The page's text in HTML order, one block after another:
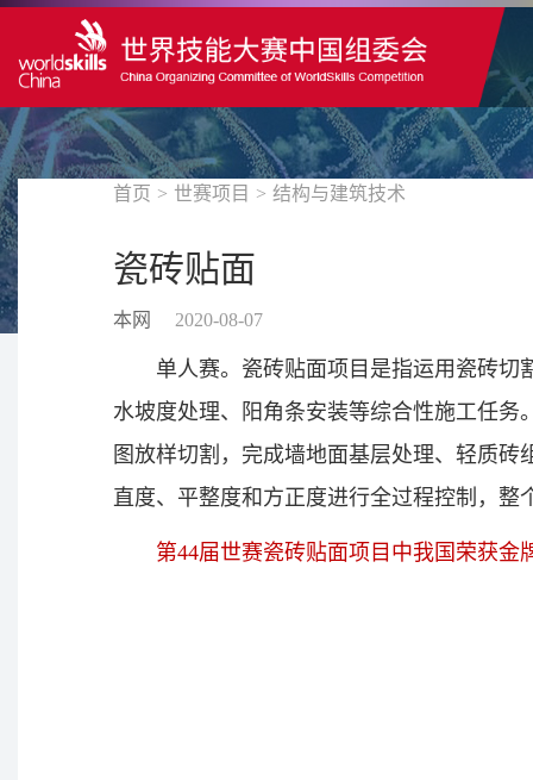
首页 > 世赛项目 > 结构与建筑技术
瓷砖贴面
本网 2020-08-07
单人赛。瓷砖贴面项目是指运用瓷砖
水坡度处理、阳角条安装等综合性施工任
图放样切割，完成墙地面基层处理、轻质
直度、平整度和方正度进行全过程控制，整
第44届世赛瓷砖贴面项目中我国荣获金